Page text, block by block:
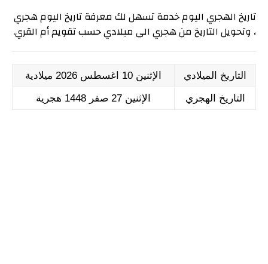
تاريخ الهجري اليوم خدمة تسهل لك معرفة تاريخ اليوم هجري
، وتحويل التاريخ من هجري الى ميلادي حسب تقويم أم القري.
التاريخ الميلادي
الإثنين 10 اغسطس 2026 ميلادية
التاريخ الهجري
الإثنين 27 صفر 1448 هجرية